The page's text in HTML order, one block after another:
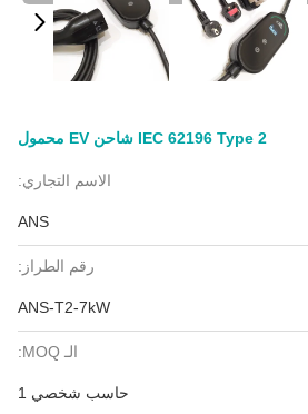
IEC 62196 Type 2 شاحن EV محمول
الاسم التجاري:
ANS
رقم الطراز:
ANS-T2-7kW
الـ MOQ:
حاسب شخصي 1